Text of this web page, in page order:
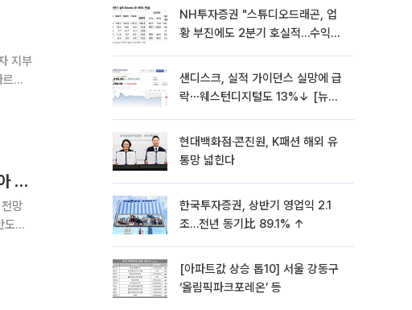
마이크론, AI발 반도체 수요 증가에 ‘사상 최대 실적’…4분기 전망도 밝아 [종합]
망
NH투자증권 "스튜디오드래곤, 업
황 부진에도 2분기 호실적…수익성
샌디스크, 실적 가이던스 실망에 급
락⋯웨스턴디지털도 13%↓ [뉴욕
현대백화점·콘진원, K패션 해외 유
통망 넓힌다
한국투자증권, 상반기 영업익 2.1
조…전년 동기比 89.1% ↑
[아파트값 상승 톱10] 서울 강동구
‘올림픽파크포레온’ 등